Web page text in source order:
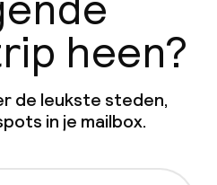
heen?
de leukste steden,
in je mailbox.